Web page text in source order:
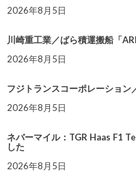
2026年8月5日
川崎重工業／ばら積運搬船「
2026年8月5日
フジトランスコーポレーション
2026年8月5日
ネバーマイル：TGR Haas F1
した
2026年8月5日